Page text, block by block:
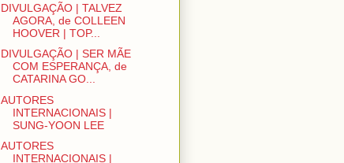
DIVULGAÇÃO | TALVEZ
AGORA, de COLLEEN
HOOVER | TOP...
DIVULGAÇÃO | SER MÃE
COM ESPERANÇA, de
CATARINA GO...
AUTORES
INTERNACIONAIS |
SUNG-YOON LEE
AUTORES
INTERNACIONAIS |